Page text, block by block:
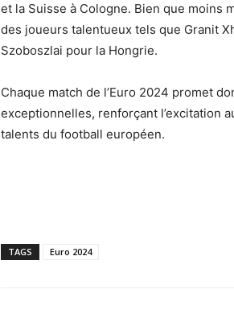
et la Suisse à Cologne. Bien que moins
des joueurs talentueux tels que Granit
Szoboszlai pour la Hongrie.
Chaque match de l’Euro 2024 promet
exceptionnelles, renforçant l’excitation
talents du football européen.
TAGS Euro 2024